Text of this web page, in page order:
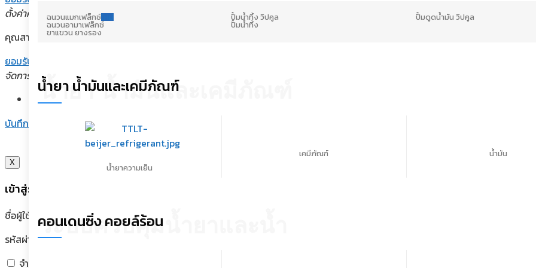
ฉนวนแมกเฟล็กซ์
ฉนวนอามาเฟล็กซ์
ขาแขวน ยางรอง
ปั้มน้ำทิ้ง วิปคูล
ปั้มน้ำทิ้ง
ปั้มดูดน้ำมัน วิปคูล
น้ำยา น้ำมันและเคมีภัณฑ์
น้ำยา น้ำมันและเคมีภัณฑ์
น้ำยาความเย็น
เคมีภัณฑ์ น้ำมัน
ระบบควบคุมน้ำยาและน้ำ
คอนเดนซิ่ง คอยล์ร้อน
ตั้งค่าความเป็นส่วนตัว
คุณสามารถเลือกการตั้งค่าคุกกี้โดยเปิด/ปิด คุกกี้ในแต่ละประเภทได้ตามความต้องการ ยกเว้น คุกกี้ที่จำเป็น
ยอมรับทั้งหมด
จัดการความเป็นส่วนตัว
เปิดใช้งานตลอด
บันทึกการตั้งค่า
X
เข้าสู่ระบบ
ชื่อผู้ใช้หรือที่อยู่อีเมล*
รหัสผ่าน*
จำฉันไว้